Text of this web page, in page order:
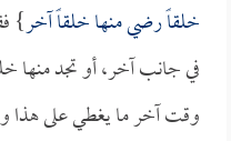
خلقاً رضي منها خلقاً آخر}
في جانب آخر، أو تجد منها
وقت آخر ما يغطي على هذا